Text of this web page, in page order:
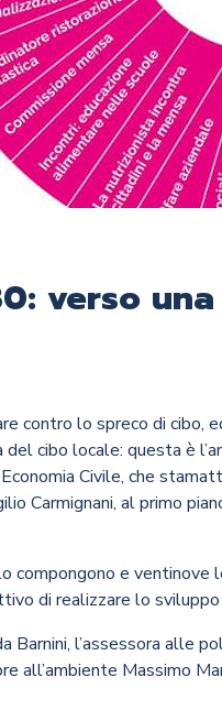
verso
contro lo spreco di cibo,
cibo locale: questa è
Civile, che
Carmignani, al primo
compongono e ventinove
di realizzare lo
Barnini, l’assessora alle
all’ambiente Massimo